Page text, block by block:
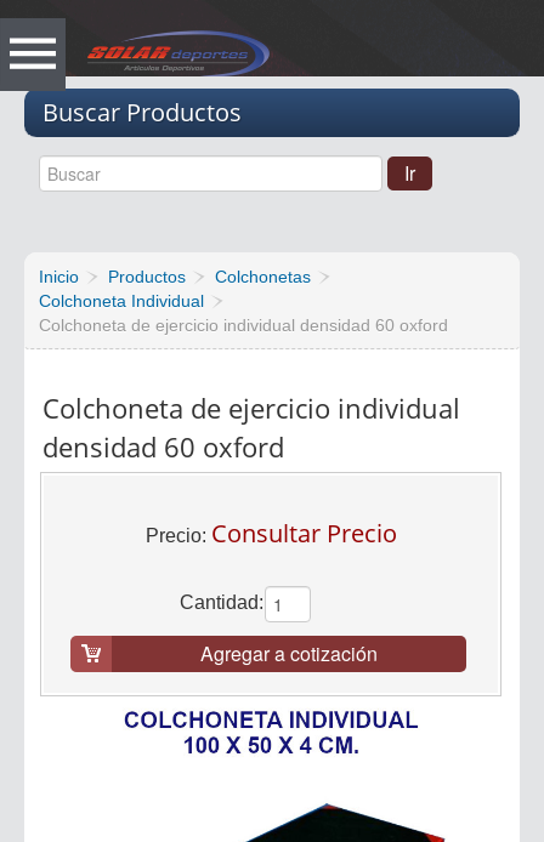
Buscar Productos
Inicio Productos
Colchonetas
Colchoneta Individual
Colchoneta de ejercicio individual densidad 60 oxford
Colchoneta de ejercicio individual
densidad 60 oxford
Precio: Consultar Precio
Cantidad:
Agregar a cotización